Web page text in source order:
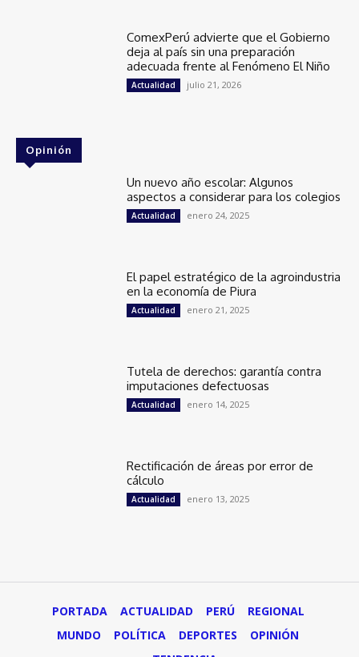
ComexPerú advierte que el Gobierno
deja al país sin una preparación
adecuada frente al Fenómeno El Niño
Actualidad julio 21, 2026
Opinión
Un nuevo año escolar: Algunos
aspectos a considerar para los colegios
Actualidad enero 24, 2025
El papel estratégico de la agroindustria
en la economía de Piura
Actualidad enero 21, 2025
Tutela de derechos: garantía contra
imputaciones defectuosas
Actualidad enero 14, 2025
Rectificación de áreas por error de
cálculo
Actualidad enero 13, 2025
PORTADA ACTUALIDAD PERÚ
REGIONAL
MUNDO
POLÍTICA DEPORTES
OPINIÓN